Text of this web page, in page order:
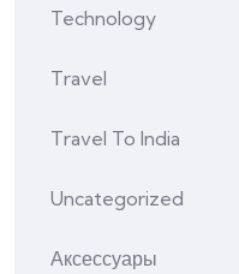
Technology
Travel
Travel To India
Uncategorized
Аксессуары